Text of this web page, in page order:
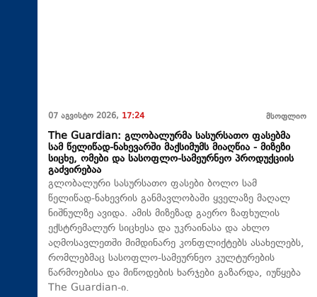
07 აგვისტო 2026, 17:24 მსოფლიო
The Guardian: გლობალურმა სასურსათო ფასებმა
სამ წელიწად-ნახევარში მაქსიმუმს მიაღწია - მიზეზი
სიცხე, ომები და სასოფლო-სამეურნეო პროდუქციის
გაძვირებაა
გლობალური სასურსათო ფასები ბოლო სამ
წელიწად-ნახევრის განმავლობაში ყველაზე მაღალ
ნიშნულზე ავიდა. ამის მიზეზად გაერო ზაფხულის
ექსტრემალურ სიცხესა და უკრაინასა და ახლო
აღმოსავლეთში მიმდინარე კონფლიქტებს ასახელებს,
რომლებმაც სასოფლო-სამეურნეო კულტურების
წარმოებისა და მიწოდების ხარჯები გაზარდა, იუწყება
The Guardian-ი.